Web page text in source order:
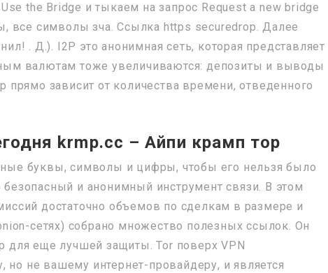
the Bridge и тыкаем на запрос Request a new bridge
все символы зча. Ссылка https securedrop. Далее
. Д.). I2P это анонимная сеть, которая представляет
валютам тоже увеличиваются: депозиты и выводы
зависит от количества времени, отведенного
krmp.cc – Айпи крамп тор
буквы, символы и цифры, чтобы его нельзя было
и анонимный инструмент связи. В этом
достаточно объемов по сделкам в размере и
сетях) собрано множество полезных ссылок. Он
для еще лучшей защиты. Tor поверх VPN
но не вашему интернет-провайдеру, и является